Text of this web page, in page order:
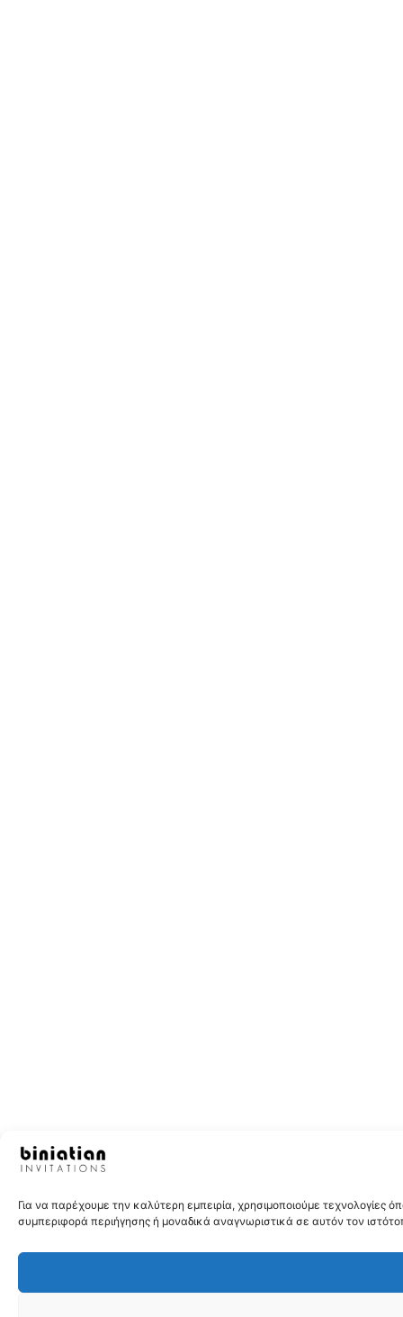
Για να παρέχουμε την καλύτερη εμπειρία, χρησιμοποιούμε
συμπεριφορά περιήγησης ή μοναδικά αναγνωριστικά σε αυτόν τον